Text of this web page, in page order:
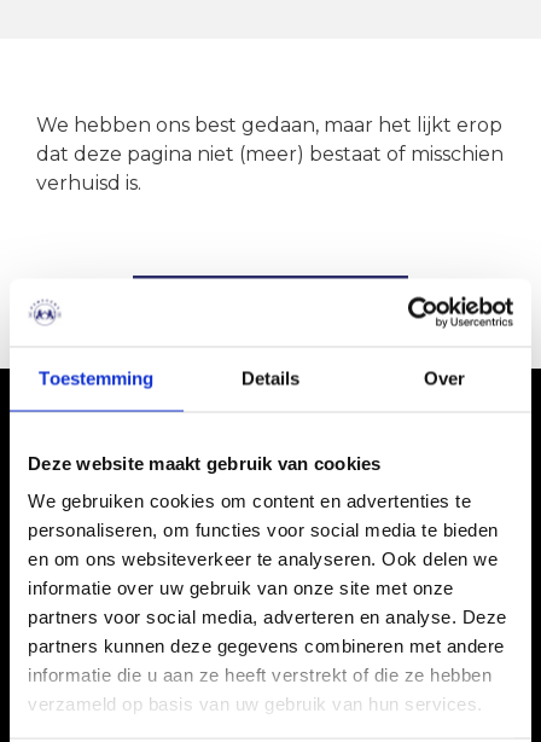
Toestemming Details Over
Deze website maakt gebruik van cookies
We gebruiken cookies om content en advertenties te
personaliseren, om functies voor social media te bieden
en om ons websiteverkeer te analyseren. Ook delen we
informatie over uw gebruik van onze site met onze
partners voor social media, adverteren en analyse. Deze
partners kunnen deze gegevens combineren met andere
informatie die u aan ze heeft verstrekt of die ze hebben
verzameld op basis van uw gebruik van hun services.
We hebben ons best gedaan, maar het lijkt erop
dat deze pagina niet (meer) bestaat of misschien
verhuisd is.